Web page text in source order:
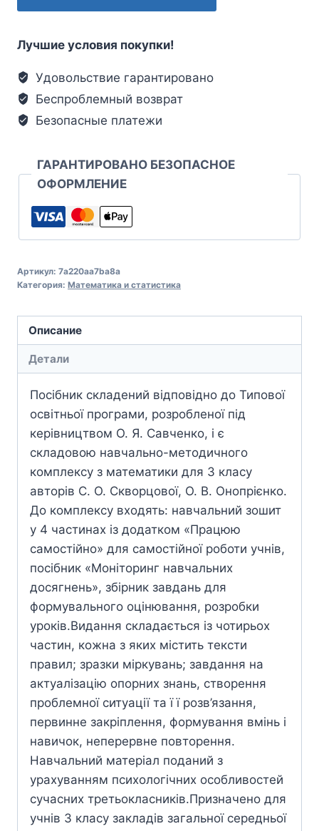
Лучшие условия покупки!
Удовольствие гарантировано
Беспроблемный возврат
Безопасные платежи
ГАРАНТИРОВАНО БЕЗОПАСНОЕ
ОФОРМЛЕНИЕ
Артикул: 7a220aa7ba8a
Категория: Математика и статистика
Описание
Детали
Посібник складений відповідно до Типової
освітньої програми, розробленої під
керівництвом О. Я. Савченко, і є
складовою навчально-методичного
комплексу з математики для 3 класу
авторів С. О. Скворцової, О. В. Онопрієнко.
До комплексу входять: навчальний зошит
у 4 частинах із додатком «Працюю
самостійно» для самостійної роботи учнів,
посібник «Моніторинг навчальних
досягнень», збірник завдань для
формувального оцінювання, розробки
уроків.Видання складається із чотирьох
частин, кожна з яких містить тексти
правил; зразки міркувань; завдання на
актуалізацію опорних знань, створення
проблемної ситуації та ї ї розв’язання,
первинне закріплення, формування вмінь і
навичок, неперервне повторення.
Навчальний матеріал поданий з
урахуванням психологічних особливостей
сучасних третьокласників.Призначено для
учнів 3 класу закладів загальної середньої